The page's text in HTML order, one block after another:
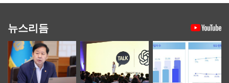
뉴스리듬